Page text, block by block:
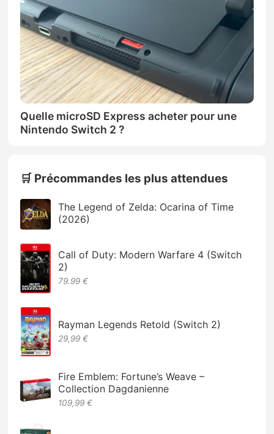
Quelle microSD Express acheter pour une
Nintendo Switch 2 ?
🛒 Précommandes les plus attendues
The Legend of Zelda: Ocarina of Time
(2026)
Call of Duty: Modern Warfare 4 (Switch
2)
79.99 €
Rayman Legends Retold (Switch 2)
29,99 €
Fire Emblem: Fortune’s Weave –
Collection Dagdanienne
109,99 €